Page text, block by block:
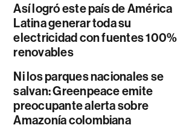
Así logró este país de América
Latina generar toda su
electricidad con fuentes 100%
renovables
Ni los parques nacionales se
salvan: Greenpeace emite
preocupante alerta sobre
Amazonía colombiana